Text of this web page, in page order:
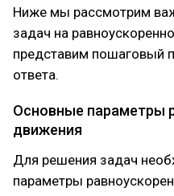
Ниже мы рассмотрим
задач на
представим пошаговый
ответа.
Основные параметры
движения
Для решения задач
параметры